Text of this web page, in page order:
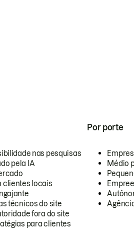
nas pesquisas
pela IA
clientes locais
técnicos do site
fora do site
para clientes
Por porte
Médio